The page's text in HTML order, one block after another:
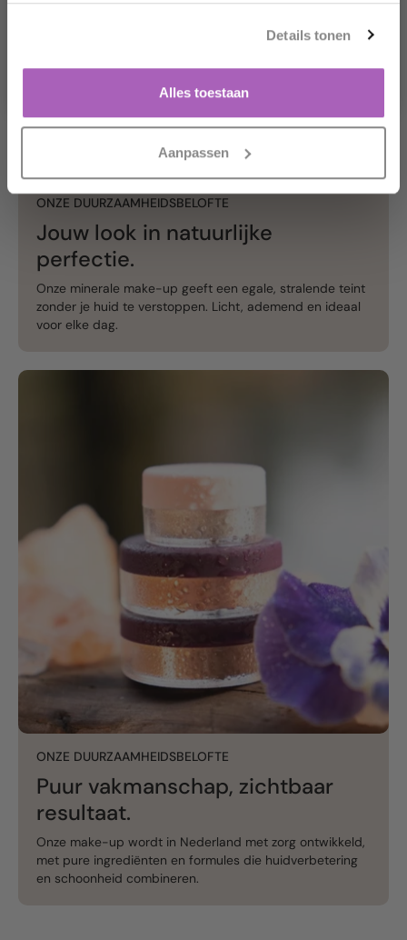
Details tonen
Alles toestaan
Aanpassen
ONZE DUURZAAMHEIDSBELOFTE
Jouw look in natuurlijke
perfectie.
Onze minerale make-up geeft een egale, stralende teint
zonder je huid te verstoppen. Licht, ademend en ideaal
voor elke dag.
ONZE DUURZAAMHEIDSBELOFTE
Puur vakmanschap, zichtbaar
resultaat.
Onze make-up wordt in Nederland met zorg ontwikkeld,
met pure ingrediënten en formules die huidverbetering
en schoonheid combineren.
Schaltfläche unten klickst.